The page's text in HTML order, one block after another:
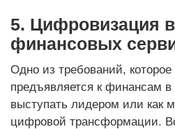
5. Цифровизация
финансовых
Одно из требований,
предъявляется к финансам
выступать лидером или как
цифровой трансформации.